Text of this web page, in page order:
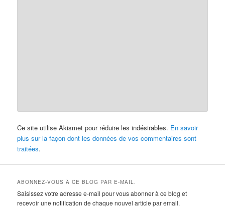
Ce site utilise Akismet pour réduire les indésirables. En savoir
plus sur la façon dont les données de vos commentaires sont
traitées.
ABONNEZ-VOUS À CE BLOG PAR E-MAIL.
Saisissez votre adresse e-mail pour vous abonner à ce blog et
recevoir une notification de chaque nouvel article par email.